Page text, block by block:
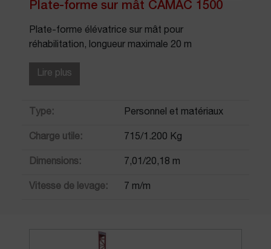
Plate-forme sur mât CAMAC 1500
Plate-forme élévatrice sur mât pour
réhabilitation, longueur maximale 20 m
Lire plus
Type: Personnel et matériaux
Charge utile: 715/1.200 Kg
Dimensions: 7,01/20,18 m
Vitesse de levage: 7 m/m